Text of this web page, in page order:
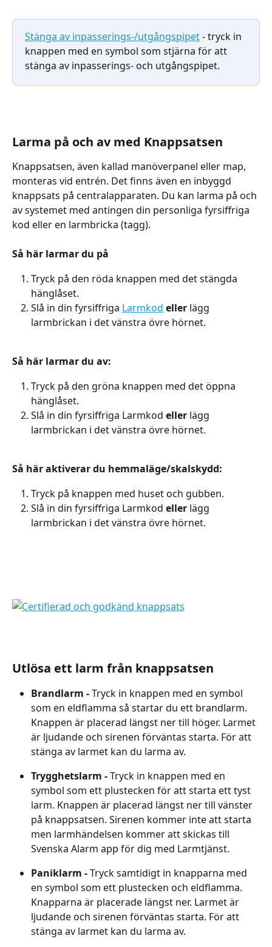
Stänga av inpasserings-/utgångspipet - tryck in
knappen med en symbol som stjärna för att
stänga av inpasserings- och utgångspipet.
Larma på och av med Knappsatsen
Knappsatsen, även kallad manöverpanel eller map,
monteras vid entrén. Det finns även en inbyggd
knappsats på centralapparaten. Du kan larma på och
av systemet med antingen din personliga fyrsiffriga
kod eller en larmbricka (tagg).
Så här larmar du på
Tryck på den röda knappen med det stängda
hänglåset.
Slå in din fyrsiffriga Larmkod eller lägg
larmbrickan i det vänstra övre hörnet.
Så här larmar du av:
Tryck på den gröna knappen med det öppna
hänglåset.
Slå in din fyrsiffriga Larmkod eller lägg
larmbrickan i det vänstra övre hörnet.
Så här aktiverar du hemmaläge/skalskydd:
Tryck på knappen med huset och gubben.
Slå in din fyrsiffriga Larmkod eller lägg
larmbrickan i det vänstra övre hörnet.
Utlösa ett larm från knappsatsen
Brandlarm - Tryck in knappen med en symbol
som en eldflamma så startar du ett brandlarm.
Knappen är placerad längst ner till höger. Larmet
är ljudande och sirenen förväntas starta. För att
stänga av larmet kan du larma av.
Trygghetslarm - Tryck in knappen med en
symbol som ett plustecken för att starta ett tyst
larm. Knappen är placerad längst ner till vänster
på knappsatsen. Sirenen kommer inte att starta
men larmhändelsen kommer att skickas till
Svenska Alarm app för dig med Larmtjänst.
Paniklarm - Tryck samtidigt in knapparna med
en symbol som ett plustecken och eldflamma.
Knapparna är placerade längst ner. Larmet är
ljudande och sirenen förväntas starta. För att
stänga av larmet kan du larma av.